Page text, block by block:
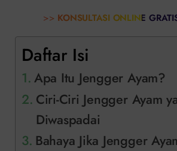
>> KONSULTASI ONLINE
Daftar Isi
Apa Itu Jengger Ayam?
Ciri-Ciri Jengger Ayam
Diwaspadai
Bahaya Jika Jengger